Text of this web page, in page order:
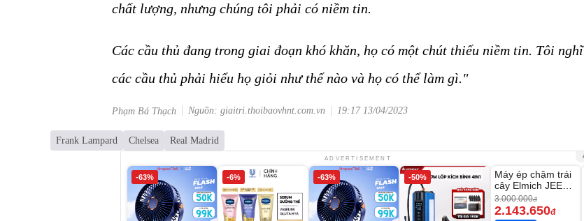
chất lượng, nhưng chúng tôi phải có niềm tin.
Các cầu thủ đang trong giai đoạn khó khăn, họ có một chút thiếu niềm tin. Tôi nghĩ
các cầu thủ phải hiểu họ giỏi như thế nào và họ có thể làm gì."
Phạm Bá Thạch Nguồn: giaitri.thoibaovhnt.com.vn 19:17 13/04/2023
Frank Lampard Chelsea Real Madrid
ADVERTISEMENT
-63% -6% -63% -50% -28%
Máy ép chậm trái
cây Elmich JEE
1855OL
3.000.000đ
2.143.650đ